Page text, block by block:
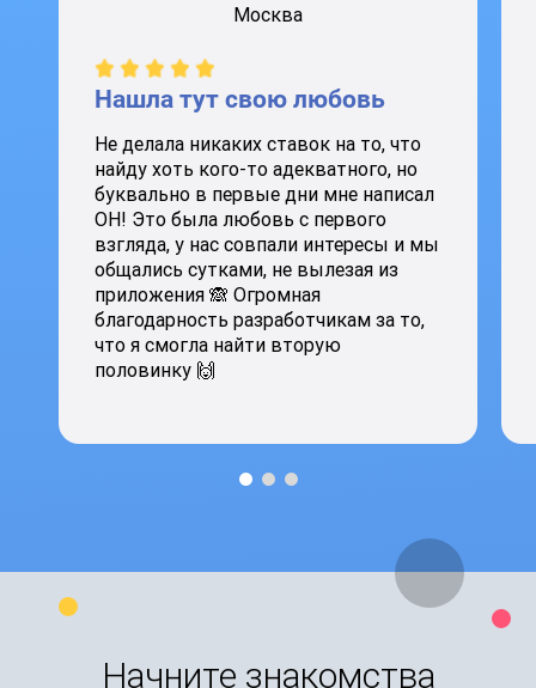
Москва
Нашла тут свою любовь
Не делала никаких ставок на то, что
найду хоть кого-то адекватного, но
буквально в первые дни мне написал
ОН! Это была любовь с первого
взгляда, у нас совпали интересы и мы
общались сутками, не вылезая из
приложения 🙈 Огромная
благодарность разработчикам за то,
что я смогла найти вторую
половинку 🙌
Начните знакомства